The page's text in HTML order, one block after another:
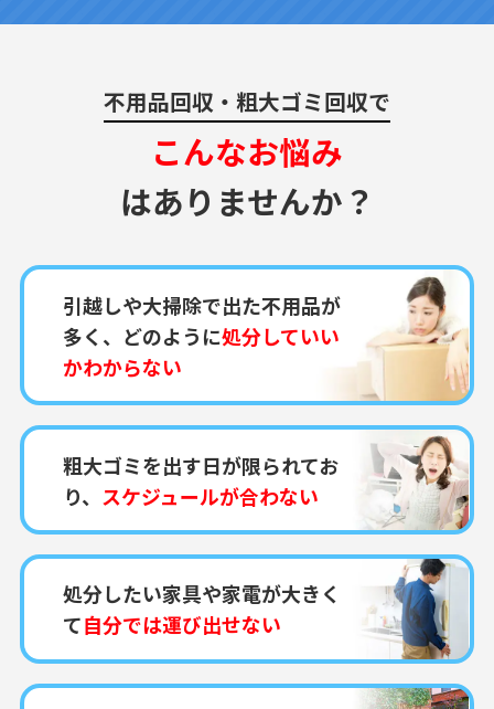
不用品回収・粗大ゴミ回収で
こんなお悩み
はありませんか？
引越しや大掃除で出た不用品が
多く、どのように処分していい
かわからない
粗大ゴミを出す日が限られてお
り、 スケジュールが合わない
処分したい家具や家電が大きく
て自分では運び出せない